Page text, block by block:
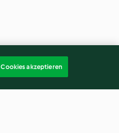
Cookies akzeptieren